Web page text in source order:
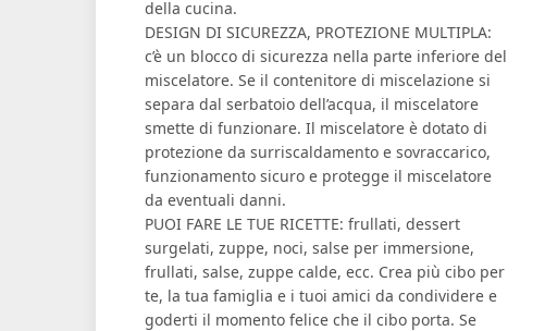
della cucina.
DESIGN DI SICUREZZA, PROTEZIONE MULTIPLA:
c’è un blocco di sicurezza nella parte inferiore del
miscelatore. Se il contenitore di miscelazione si
separa dal serbatoio dell’acqua, il miscelatore
smette di funzionare. Il miscelatore è dotato di
protezione da surriscaldamento e sovraccarico,
funzionamento sicuro e protegge il miscelatore
da eventuali danni.
PUOI FARE LE TUE RICETTE: frullati, dessert
surgelati, zuppe, noci, salse per immersione,
frullati, salse, zuppe calde, ecc. Crea più cibo per
te, la tua famiglia e i tuoi amici da condividere e
goderti il ​​momento felice che il cibo porta. Se